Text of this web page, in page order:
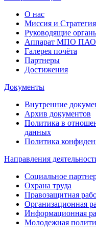
О нас
Миссия и
Руководящие
Аппарат МПО ПАО
Галерея почёта
Партнеры
Достижения
Документы
Внутренние
Архив документов
Политика в
данных
Политика
Направления
Социальное
Охрана труда
Правозащитная
Организационная
Информационная
Молодежная